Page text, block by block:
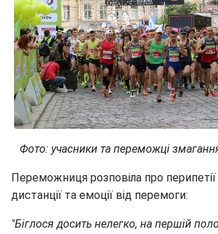
Фото: учасники та переможці
Переможниця розповіла про
дистанції та емоції від перемоги:
"Біглося досить нелегко, на першій